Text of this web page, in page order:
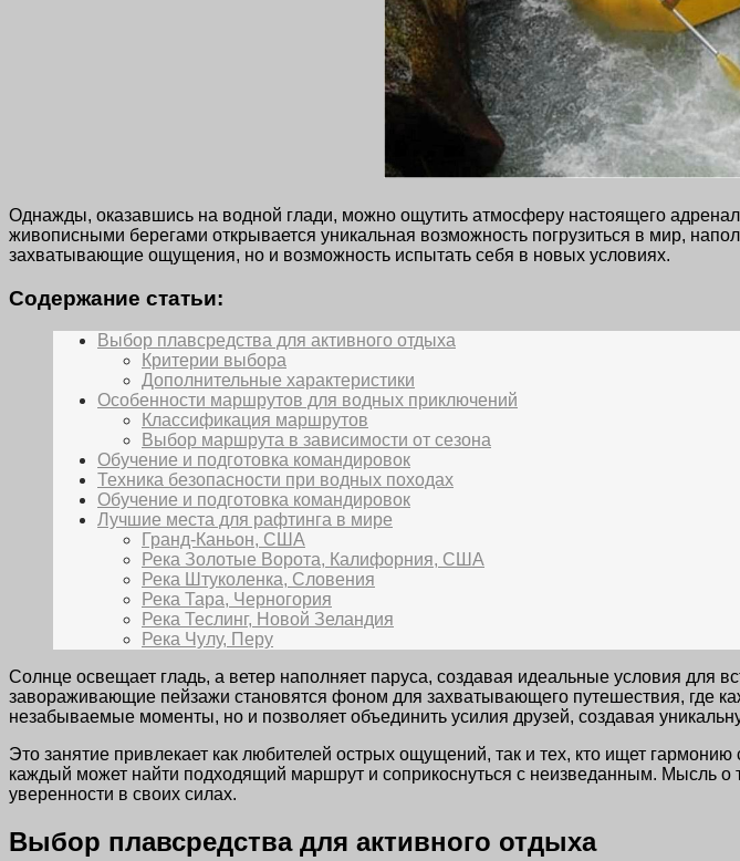
Однажды, оказавшись на водной глади, можно ощутить атмосферу настоящего
живописными берегами открывается уникальная возможность погрузиться в мир,
захватывающие ощущения, но и возможность испытать себя в новых условиях.
Содержание статьи:
Выбор плавсредства для активного отдыха
Критерии выбора
Дополнительные характеристики
Особенности маршрутов для водных приключений
Классификация маршрутов
Выбор маршрута в зависимости от сезона
Обучение и подготовка командировок
Техника безопасности при водных походах
Обучение и подготовка командировок
Лучшие места для рафтинга в мире
Гранд-Каньон, США
Река Золотые Ворота, Калифорния, США
Река Штуколенка, Словения
Река Тара, Черногория
Река Теслинг, Новой Зеландия
Река Чулу, Перу
Солнце освещает гладь, а ветер наполняет паруса, создавая идеальные условия
завораживающие пейзажи становятся фоном для захватывающего путешествия, где
незабываемые моменты, но и позволяет объединить усилия друзей, создавая
Это занятие привлекает как любителей острых ощущений, так и тех, кто ищет
каждый может найти подходящий маршрут и соприкоснуться с неизведанным. Мысль
уверенности в своих силах.
Выбор плавсредства для активного отдыха